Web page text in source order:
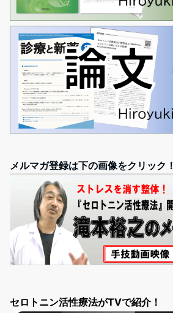
メルマガ登録は下の画像をクリック！
セロトニン活性療法がTVで紹介！